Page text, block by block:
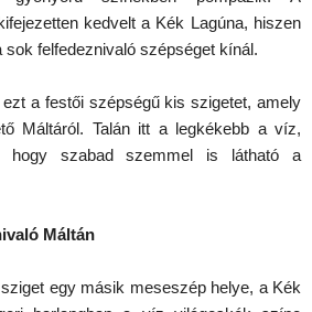
kedvelt a Kék Lagúna, hiszen
sok felfedeznivaló szépséget kínál.
a festői szépségű kis szigetet, amely
Máltáról. Talán itt a legkékebb a víz,
hogy szabad szemmel is látható a
Máltán
egy másik meseszép helye, a Kék